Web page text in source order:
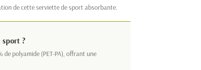
de cette serviette de sport absorbante.
sport ?
polyamide (PET-PA), offrant une